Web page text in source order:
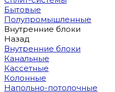
Бытовые
Полупромышленные
Внутренние блоки
Назад
Внутренние блоки
Канальные
Кассетные
Колонные
Напольно-потолочные